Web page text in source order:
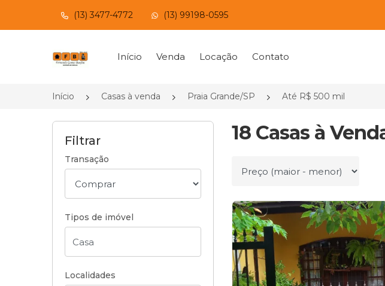
(13) 3477-4772 (13) 99198-0595
Página inicial
Início Venda Locação Contato
Início Casas à venda Praia Grande/SP Até R$ 500 mil
Filtrar
Transação
Tipos de imóvel
Localidades
18 Casas à
Ordenar por